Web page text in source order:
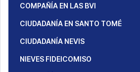
COMPAÑÍA EN LAS BVI
CIUDADANÍA EN SANTO TOMÉ
CIUDADANÍA NEVIS
NIEVES FIDEICOMISO